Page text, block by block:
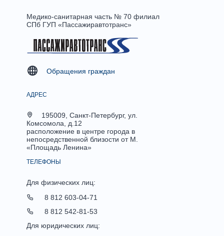
Медико-санитарная часть № 70 филиал
СПб ГУП «Пассажиравтотранс»
Обращения граждан
АДРЕС
195009, Санкт-Петербург, ул.
Комсомола, д.12
расположение в центре города в
непосредственной близости от М.
«Площадь Ленина»
ТЕЛЕФОНЫ
Для физических лиц:
8 812 603-04-71
8 812 542-81-53
Для юридических лиц: